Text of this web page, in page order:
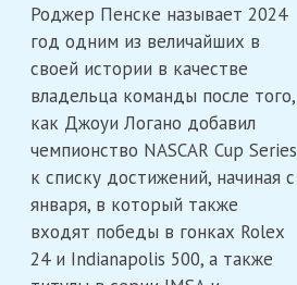
оценивает
сезон
2024
года
как
один
из
лучших
истории
команды
Роджер Пенске называет 2024
год одним из величайших в
своей истории в качестве
владельца команды после того,
как Джоуи Логано добавил
чемпионство NASCAR Cup Series
к списку достижений, начиная с
января, в который также
входят победы в гонках Rolex
24 и Indianapolis 500, а также